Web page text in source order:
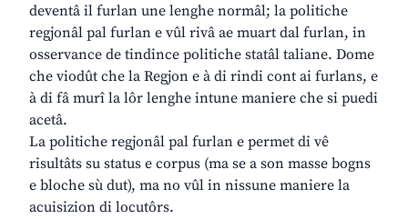
deventâ il furlan une lenghe normâl; la politiche
regjonâl pal furlan e vûl rivâ ae muart dal furlan, in
osservance de tindince politiche statâl taliane. Dome
che viodût che la Regjon e à di rindi cont ai furlans, e
à di fâ murî la lôr lenghe intune maniere che si puedi
acetâ.
La politiche regjonâl pal furlan e permet di vê
risultâts su status e corpus (ma se a son masse bogns
e bloche sù dut), ma no vûl in nissune maniere la
acuisizion di locutôrs.